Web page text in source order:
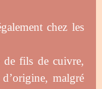
chez les
de fils de cuivre,
malgré